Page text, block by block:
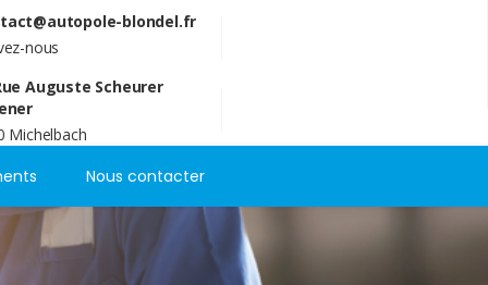
blondel.fr
nous
Auguste Scheurer
Michelbach
Nous contacter